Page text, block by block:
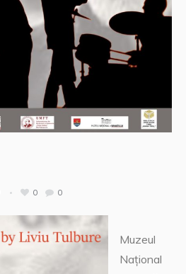
0 0
Muzeul
Național